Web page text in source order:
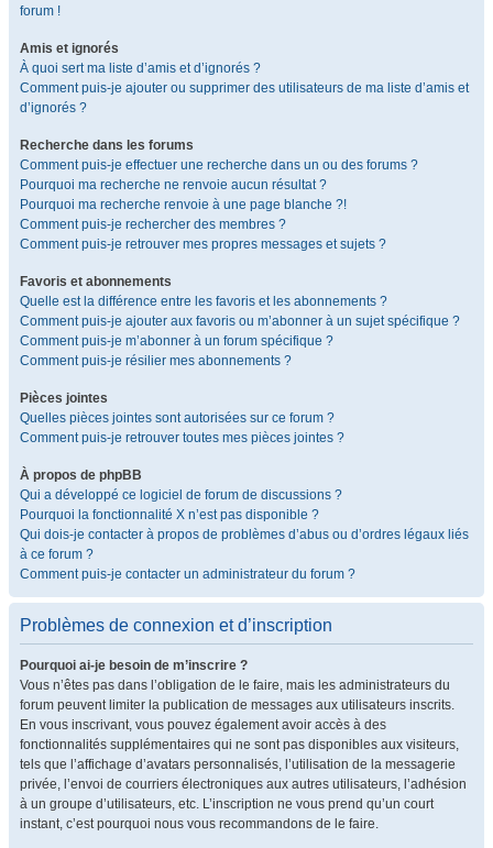
forum !
Amis et ignorés
À quoi sert ma liste d’amis et d’ignorés ?
Comment puis-je ajouter ou supprimer des utilisateurs de ma liste d’amis et
d’ignorés ?
Recherche dans les forums
Comment puis-je effectuer une recherche dans un ou des forums ?
Pourquoi ma recherche ne renvoie aucun résultat ?
Pourquoi ma recherche renvoie à une page blanche ?!
Comment puis-je rechercher des membres ?
Comment puis-je retrouver mes propres messages et sujets ?
Favoris et abonnements
Quelle est la différence entre les favoris et les abonnements ?
Comment puis-je ajouter aux favoris ou m’abonner à un sujet spécifique ?
Comment puis-je m’abonner à un forum spécifique ?
Comment puis-je résilier mes abonnements ?
Pièces jointes
Quelles pièces jointes sont autorisées sur ce forum ?
Comment puis-je retrouver toutes mes pièces jointes ?
À propos de phpBB
Qui a développé ce logiciel de forum de discussions ?
Pourquoi la fonctionnalité X n’est pas disponible ?
Qui dois-je contacter à propos de problèmes d’abus ou d’ordres légaux liés
à ce forum ?
Comment puis-je contacter un administrateur du forum ?
Problèmes de connexion et d’inscription
Pourquoi ai-je besoin de m’inscrire ?
Vous n’êtes pas dans l’obligation de le faire, mais les administrateurs du
forum peuvent limiter la publication de messages aux utilisateurs inscrits.
En vous inscrivant, vous pouvez également avoir accès à des
fonctionnalités supplémentaires qui ne sont pas disponibles aux visiteurs,
tels que l’affichage d’avatars personnalisés, l’utilisation de la messagerie
privée, l’envoi de courriers électroniques aux autres utilisateurs, l’adhésion
à un groupe d’utilisateurs, etc. L’inscription ne vous prend qu’un court
instant, c’est pourquoi nous vous recommandons de le faire.